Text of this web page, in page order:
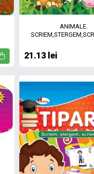
ANIMALE.
21.13 lei